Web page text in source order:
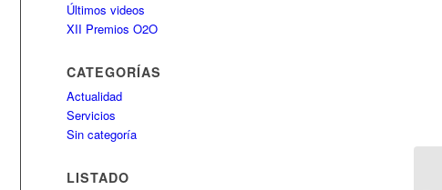
Últimos videos
XII Premios O2O
CATEGORÍAS
Actualidad
Servicios
Sin categoría
LISTADO